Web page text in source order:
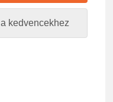
kedvencekhez